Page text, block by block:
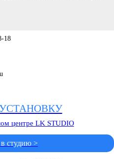
18
центре LK STUDIO
студию >